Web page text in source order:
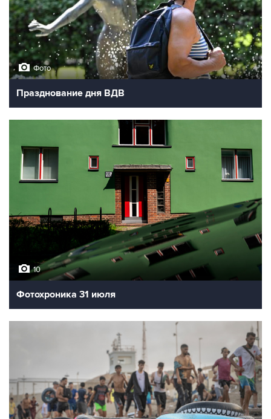
Фото
Празднование дня ВДВ
10
Фотохроника 31 июля